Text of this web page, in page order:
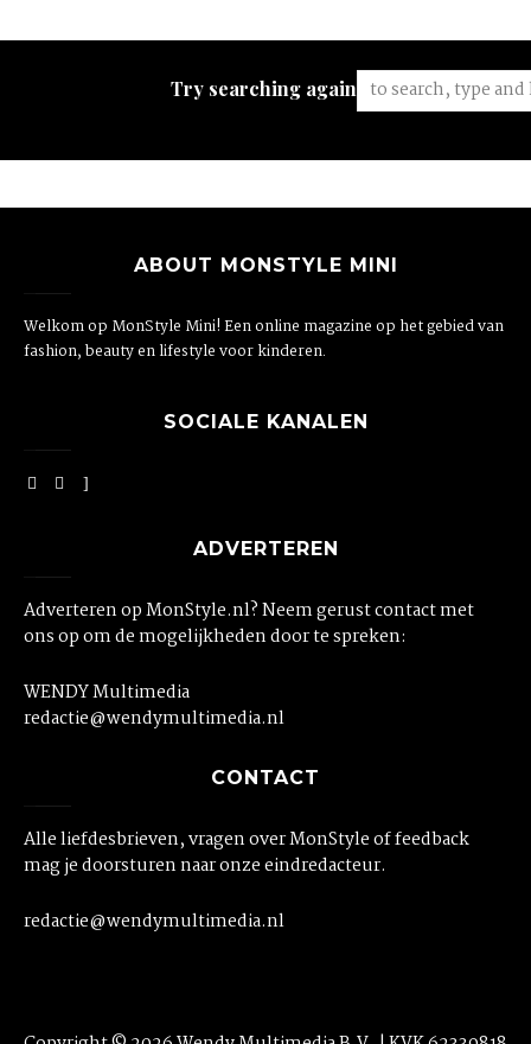
Try searching again:
ABOUT MONSTYLE MINI
Welkom op MonStyle Mini! Een online magazine op het gebied van
fashion, beauty en lifestyle voor kinderen.
SOCIALE KANALEN
ADVERTEREN
Adverteren op MonStyle.nl? Neem gerust contact met
ons op om de mogelijkheden door te spreken:
WENDY Multimedia
redactie@wendymultimedia.nl
CONTACT
Alle liefdesbrieven, vragen over MonStyle of feedback
mag je doorsturen naar onze eindredacteur.
redactie@wendymultimedia.nl